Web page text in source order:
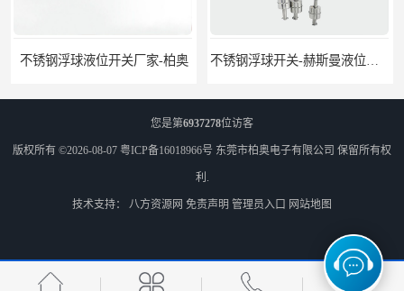
锈钢浮球液位开关厂家-柏奥 不锈钢浮球开关-赫斯曼液位开关定制-柏奥
浮球开关原理-液位开关种类 水位控制开关-塑料浮球阀供应-柏奥
您是第6937278位访客
版权所有 ©2026-08-07 粤ICP备16018966号 东莞市柏奥电子有限公司 保留所有权
利.
技术支持： 八方资源网 免责声明 管理员入口 网站地图